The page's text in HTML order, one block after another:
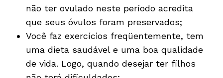
não ter ovulado neste período acredita
que seus óvulos foram preservados;
Você faz exercícios freqüentemente, tem
uma dieta saudável e uma boa qualidade
de vida. Logo, quando desejar ter filhos